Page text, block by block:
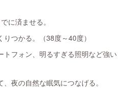
に済ませる。
つかる。（38度～40度）
トフォン、明るすぎる照明など強い
、夜の自然な眠気につなげる。